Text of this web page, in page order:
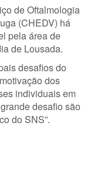
de Oftalmologia
(CHEDV) há
pela área de
de Lousada.
desafios do
dos
individuais em
desafio são
do SNS”.